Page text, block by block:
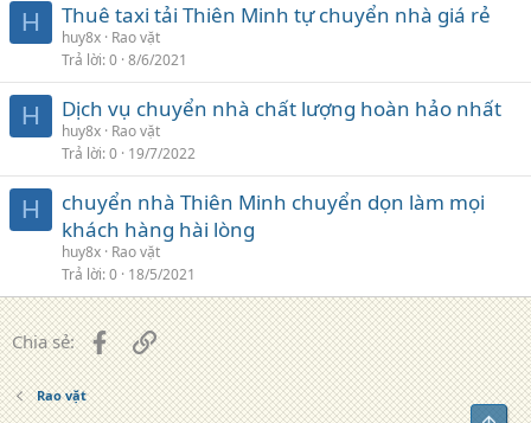
H Thuê taxi tải Thiên Minh tự chuyển nhà giá rẻ
huy8x Rao vặt
Trả lời 0 8/6/2021
H Dịch vụ chuyển nhà chất lượng hoàn hảo nhất
huy8x Rao vặt
Trả lời 0 19/7/2022
H
chuyển nhà Thiên Minh chuyển dọn làm mọi
khách hàng hài lòng
huy8x Rao vặt
Trả lời 0 18/5/2021
Chia sẻ: FacebookLiên kết
Rao vặt